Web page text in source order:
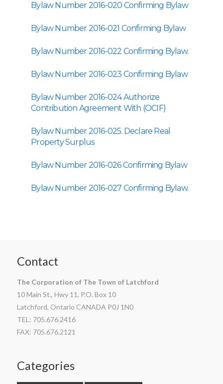
Bylaw Number 2016-020 Confirming Bylaw
Bylaw Number 2016-021 Confirming Bylaw
Bylaw Number 2016-022 Confirming Bylaw.
Bylaw Number 2016-023 Confirming Bylaw
Bylaw Number 2016-024 Authorize
Contribution Agreement With (OCIF)
Bylaw Number 2016-025. Declare Real
Property Surplus
Bylaw Number 2016-026Confirming Bylaw
Bylaw Number 2016-027 Confirming Bylaw.
Contact
The Corporation of The Town of Latchford
10 Main St., Hwy 11, P.O. Box 10
Latchford, Ontario CANADA P0J 1N0
TEL: 705.676.2416
FAX: 705.676.2121
Categories